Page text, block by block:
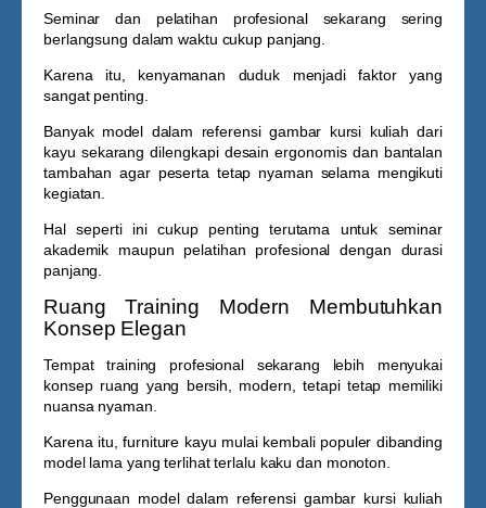
Seminar dan pelatihan profesional sekarang sering
berlangsung dalam waktu cukup panjang.
Karena itu, kenyamanan duduk menjadi faktor yang
sangat penting.
Banyak model dalam referensi gambar kursi kuliah dari
kayu sekarang dilengkapi desain ergonomis dan bantalan
tambahan agar peserta tetap nyaman selama mengikuti
kegiatan.
Hal seperti ini cukup penting terutama untuk seminar
akademik maupun pelatihan profesional dengan durasi
panjang.
Ruang Training Modern Membutuhkan
Konsep Elegan
Tempat training profesional sekarang lebih menyukai
konsep ruang yang bersih, modern, tetapi tetap memiliki
nuansa nyaman.
Karena itu, furniture kayu mulai kembali populer dibanding
model lama yang terlihat terlalu kaku dan monoton.
Penggunaan model dalam referensi gambar kursi kuliah